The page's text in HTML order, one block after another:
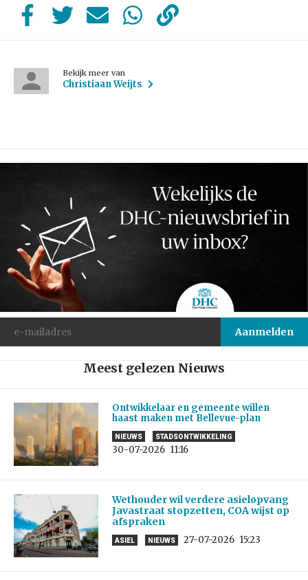
Bekijk meer van
Christiaan Weijts
Meest gelezen Nieuws
Ontwikkelaar en gemeente willen
haast maken met Bellevue-plan
NIEUWS STADSONTWIKKELING
30-07-2026 11:16
Wethouder wil verdere asielopvang
Javastraat stopzetten, COA wijst op
afspraken
ASIEL NIEUWS 27-07-2026 15:23